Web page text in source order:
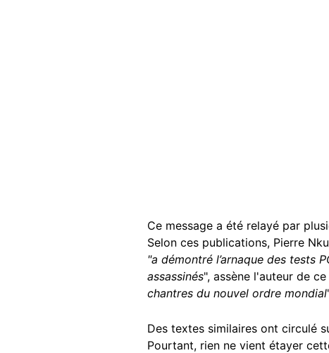
Ce message a été relayé par
Selon ces publications, Pierre
"a démontré l’arnaque des tests
assassinés", assène l'auteur de
chantres du nouvel ordre mondial
Des textes similaires ont circulé
Pourtant, rien ne vient étayer